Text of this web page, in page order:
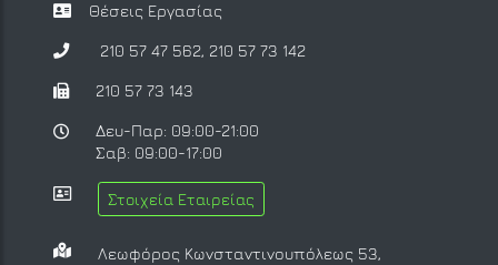
Θέσεις Εργασίας
210 57 47 562, 210 57 73 142
210 57 73 143
Δευ-Παρ: 09:00-21:00
Σαβ: 09:00-17:00
Στοιχεία Εταιρείας
Λεωφόρος Κωνσταντινουπόλεως 53,